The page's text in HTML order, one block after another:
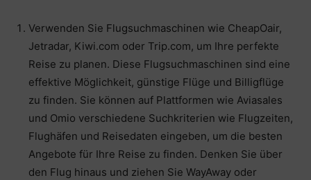
Verwenden Sie Flugsuchmaschinen wie CheapOair,
Jetradar, Kiwi.com oder Trip.com, um Ihre perfekte
Reise zu planen. Diese Flugsuchmaschinen sind eine
effektive Möglichkeit, günstige Flüge und Billigflüge
zu finden. Sie können auf Plattformen wie Aviasales
und Omio verschiedene Suchkriterien wie Flugzeiten,
Flughäfen und Reisedaten eingeben, um die besten
Angebote für Ihre Reise zu finden. Denken Sie über
den Flug hinaus und ziehen Sie WayAway oder